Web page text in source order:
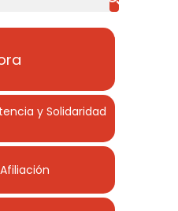
y Solidaridad